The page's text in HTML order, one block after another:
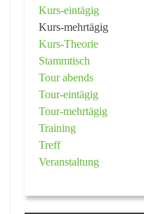
Kurs-eintägig
Kurs-mehrtägig
Kurs-Theorie
Stammtisch
Tour abends
Tour-eintägig
Tour-mehrtägig
Training
Treff
Veranstaltung